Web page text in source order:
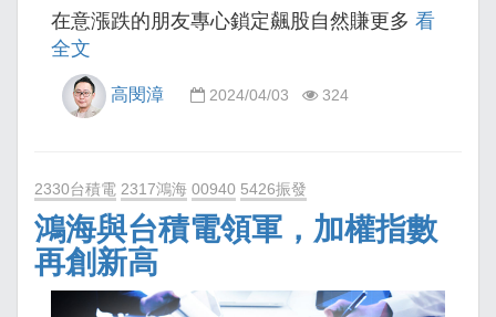
在意漲跌的朋友專心鎖定飆股自然賺更多 看
全文
高閔漳 2024/04/03 324
2330台積電 2317鴻海 00940 5426振發
鴻海與台積電領軍，加權指數
再創新高